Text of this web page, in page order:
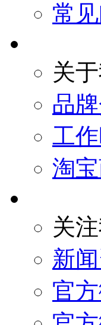
常
关
品
工
淘
关
新
官